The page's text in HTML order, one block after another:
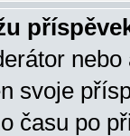
svoje
času po